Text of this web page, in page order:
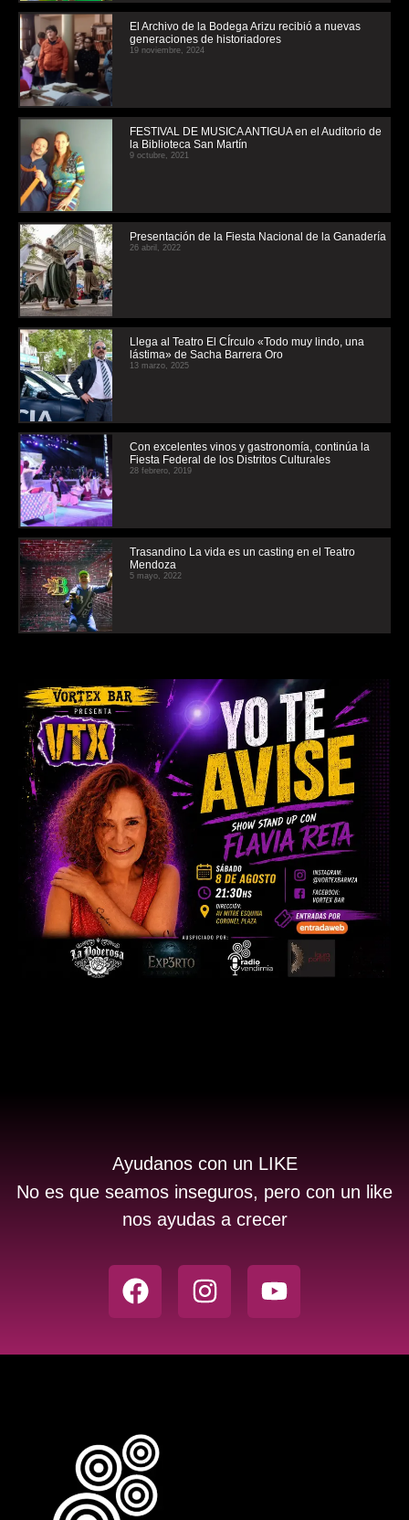
El Archivo de la Bodega Arizu recibió a nuevas
generaciones de historiadores
19 noviembre, 2024
FESTIVAL DE MUSICA ANTIGUA en el Auditorio de
la Biblioteca San Martín
9 octubre, 2021
Presentación de la Fiesta Nacional de la Ganadería
26 abril, 2022
Llega al Teatro El CÍrculo «Todo muy lindo, una
lástima» de Sacha Barrera Oro
13 marzo, 2025
Con excelentes vinos y gastronomía, continúa la
Fiesta Federal de los Distritos Culturales
28 febrero, 2019
Trasandino La vida es un casting en el Teatro
Mendoza
5 mayo, 2022
Ayudanos con un LIKE
No es que seamos inseguros, pero con un like
nos ayudas a crecer